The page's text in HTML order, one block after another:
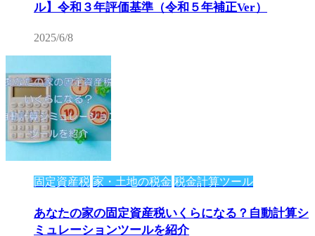
ル】令和３年評価基準（令和５年補正Ver）
2025/6/8
固定資産税 家・土地の税金 税金計算ツール
あなたの家の固定資産税いくらになる？自動計算シ
ミュレーションツールを紹介